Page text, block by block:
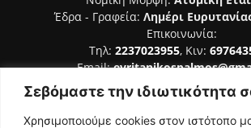
Σεβόμαστε την ιδιωτικότητα
Χρησιμοποιούμε cookies στον ιστότοπο
Έδρα - Γραφεία: Λημέρι
Επικοινωνία:
Τηλ: 2237023955, Κιν:
Email:
Αριθμός Πιστοποίησης Μ.Η.Τ.